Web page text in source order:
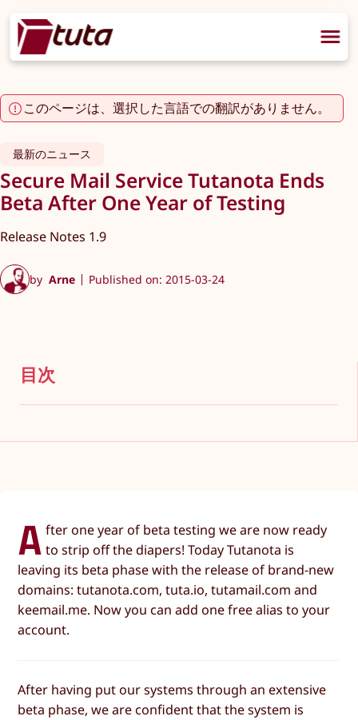
このページは、選択した言語での翻訳がありません。
最新のニュース
Secure Mail Service Tutanota Ends
Beta After One Year of Testing
Release Notes 1.9
by Arne Published on: 2015-03-24
目次
A fter one year of beta testing we are now ready
to strip off the diapers! Today Tutanota is
leaving its beta phase with the release of brand-new
domains: tutanota.com, tuta.io, tutamail.com and
keemail.me. Now you can add one free alias to your
account.
After having put our systems through an extensive
beta phase, we are confident that the system is